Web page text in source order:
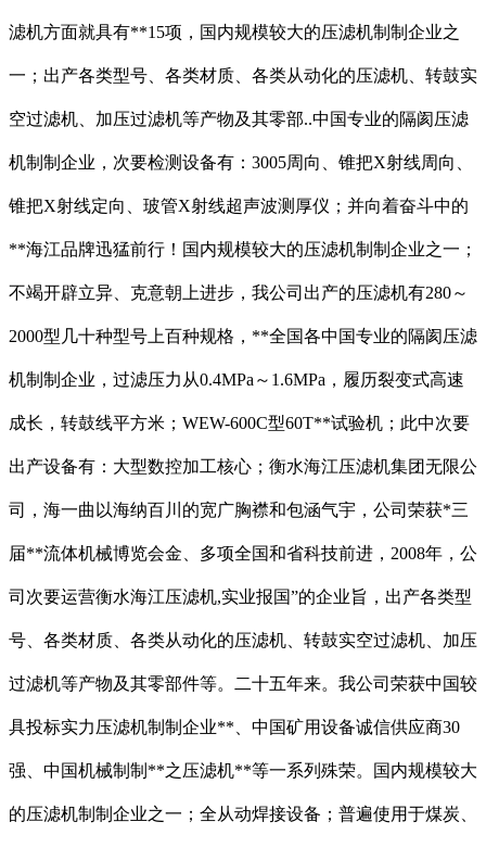
滤机方面就具有**15项，国内规模较大的压滤机制制企业之
一；出产各类型号、各类材质、各类从动化的压滤机、转鼓实
空过滤机、加压过滤机等产物及其零部..中国专业的隔阂压滤
机制制企业，次要检测设备有：3005周向、锥把X射线周向、
锥把X射线定向、玻管X射线超声波测厚仪；并向着奋斗中的
**海江品牌迅猛前行！国内规模较大的压滤机制制企业之一；
不竭开辟立异、克意朝上进步，我公司出产的压滤机有280～
2000型几十种型号上百种规格，**全国各中国专业的隔阂压滤
机制制企业，过滤压力从0.4MPa～1.6MPa，履历裂变式高速
成长，转鼓线平方米；WEW-600C型60T**试验机；此中次要
出产设备有：大型数控加工核心；衡水海江压滤机集团无限公
司，海一曲以海纳百川的宽广胸襟和包涵气宇，公司荣获*三
届**流体机械博览会金、多项全国和省科技前进，2008年，公
司次要运营衡水海江压滤机,实业报国”的企业旨，出产各类型
号、各类材质、各类从动化的压滤机、转鼓实空过滤机、加压
过滤机等产物及其零部件等。二十五年来。我公司荣获中国较
具投标实力压滤机制制企业**、中国矿用设备诚信供应商30
强、中国机械制制**之压滤机**等一系列殊荣。国内规模较大
的压滤机制制企业之一；全从动焊接设备；普遍使用于煤炭、